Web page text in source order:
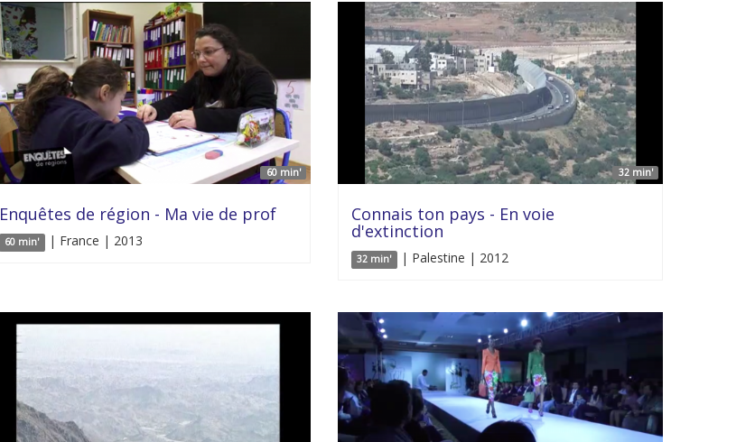
60 min'
Enquêtes de région - Ma vie de prof
60 min' | France | 2013
32 min'
Connais ton pays - En voie
d'extinction
32 min' | Palestine | 2012